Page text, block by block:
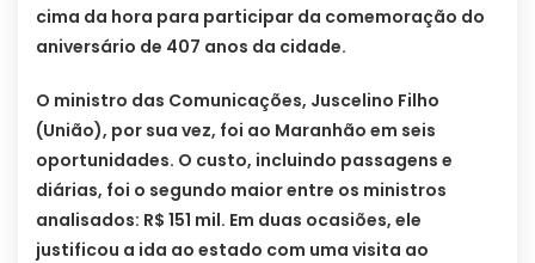
cima da hora para participar da comemoração do
aniversário de 407 anos da cidade.
O ministro das Comunicações, Juscelino Filho
(União), por sua vez, foi ao Maranhão em seis
oportunidades. O custo, incluindo passagens e
diárias, foi o segundo maior entre os ministros
analisados: R$ 151 mil. Em duas ocasiões, ele
justificou a ida ao estado com uma visita ao